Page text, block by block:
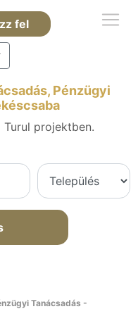
fel
Pénzügyi
projektben.
Tanácsadás -